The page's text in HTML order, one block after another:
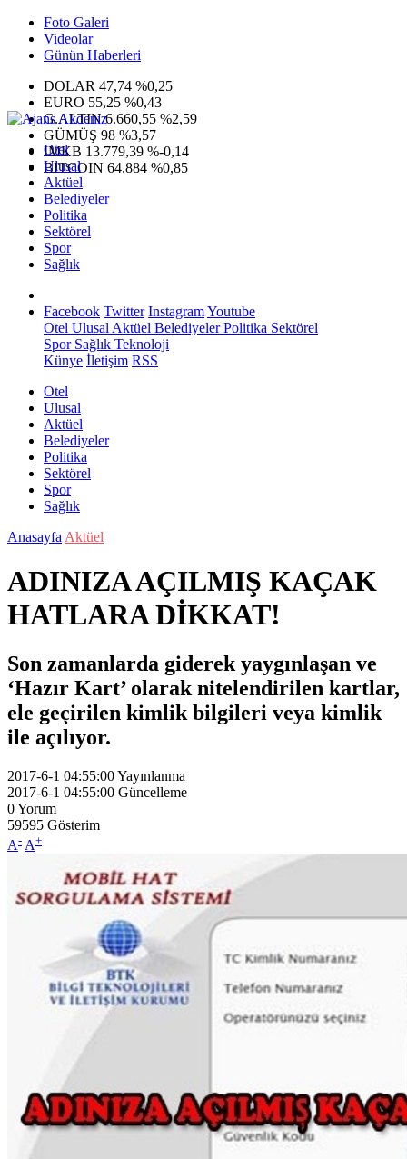
Foto Galeri
Videolar
Günün Haberleri
DOLAR 47,74 %0,25
EURO 55,25 %0,43
G.ALTIN6.660,55 %2,59
GÜMÜŞ 98 %3,57
IMKB 13.779,39 %-0,14
BITCOIN 64.884 %0,85
Otel
Ulusal
Aktüel
Belediyeler
Politika
Sektörel
Spor
Sağlık
Facebook Twitter InstagramYoutube
Otel Ulusal Aktüel BelediyelerPolitika Sektörel
SporSağlık Teknoloji
Künye İletişim RSS
Otel
Ulusal
Aktüel
Belediyeler
Politika
Sektörel
Spor
Sağlık
Anasayfa Aktüel
ADINIZA AÇILMIŞ KAÇAK
HATLARA DİKKAT!
Son zamanlarda giderek yaygınlaşan ve
‘Hazır Kart’ olarak nitelendirilen kartlar,
ele geçirilen kimlik bilgileri veya kimlik
ile açılıyor.
2017-6-1 04:55:00Yayınlanma
2017-6-1 04:55:00 Güncelleme
0Yorum
59595 Gösterim
A- A+